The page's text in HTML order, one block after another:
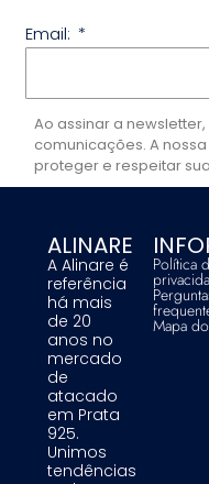
Email:
Ao assinar a
comunicações. A
proteger e respeitar
ALINARE
A Alinare é
referência
há mais
de 20
anos no
mercado
de
atacado
em Prata
925.
Unimos
tendências
Política
Mapa